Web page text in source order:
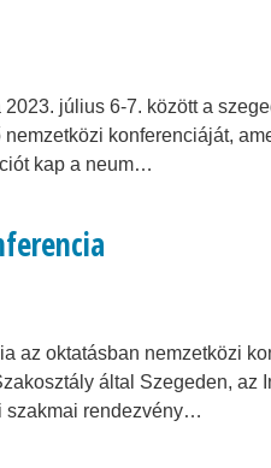
július 6-7. között a
konferenciáját,
kap a neum…
az oktatásban nemzetközi
által Szegeden, az
szakmai rendezvény…